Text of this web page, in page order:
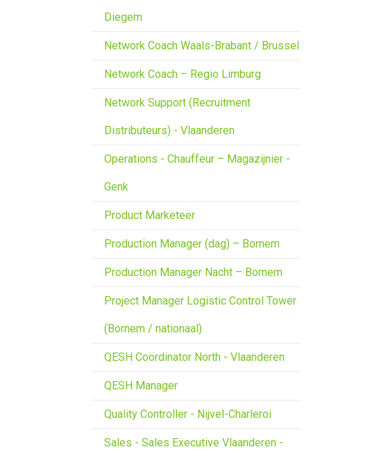
Diegem
Network Coach Waals-Brabant / Brussel
Network Coach – Regio Limburg
Network Support (Recruitment
Distributeurs) - Vlaanderen
Operations - Chauffeur – Magazijnier -
Genk
Product Marketeer
Production Manager (dag) – Bornem
Production Manager Nacht – Bornem
Project Manager Logistic Control Tower
(Bornem / nationaal)
QESH Coördinator North - Vlaanderen
QESH Manager
Quality Controller - Nijvel-Charleroi
Sales - Sales Executive Vlaanderen -